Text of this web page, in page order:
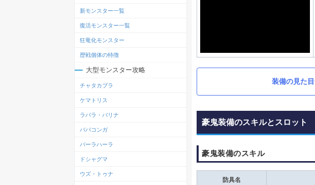
装備の見た
豪鬼装備のスキルとスロット
豪鬼装備のスキル
防具名
新モンスター一覧
復活モンスター一覧
狂竜化モンスター
歴戦個体の特徴
大型モンスター攻略
チャタカブラ
ケマトリス
ラバラ・バリナ
ババコンガ
バーラハーラ
ドシャグマ
ウズ・トゥナ